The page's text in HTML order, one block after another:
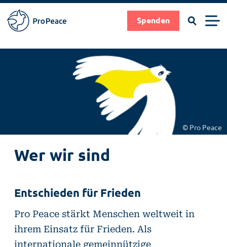
Spenden SuchenMenü
© Pro Peace
Wer wir sind
Entschieden für Frieden
Pro Peace stärkt Menschen weltweit in
ihrem Einsatz für Frieden. Als
internationale gemeinnützige